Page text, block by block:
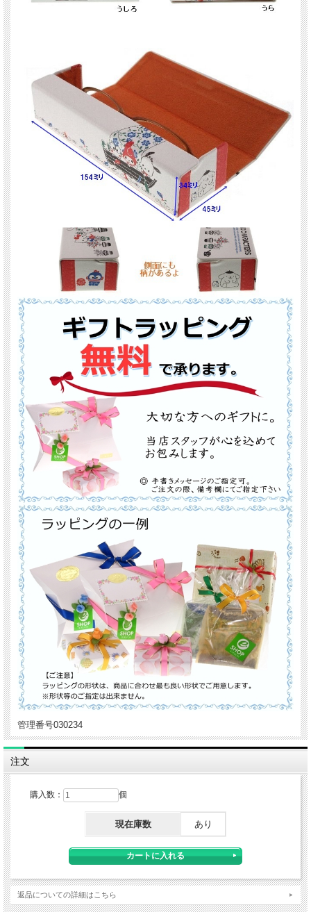
管理番号030234
注文
購入数： 個
現在庫数 あり
返品についての詳細はこちら